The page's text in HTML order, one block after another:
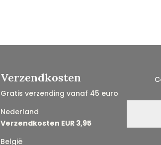
Verzendkosten
Gratis verzending vanaf 45 euro
Nederland
Verzendkosten EUR 3,95
België